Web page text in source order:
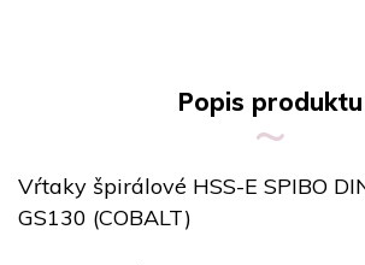
Popis produktu
Vŕtaky špirálové HSS-E SPIBO
GS130 (COBALT)